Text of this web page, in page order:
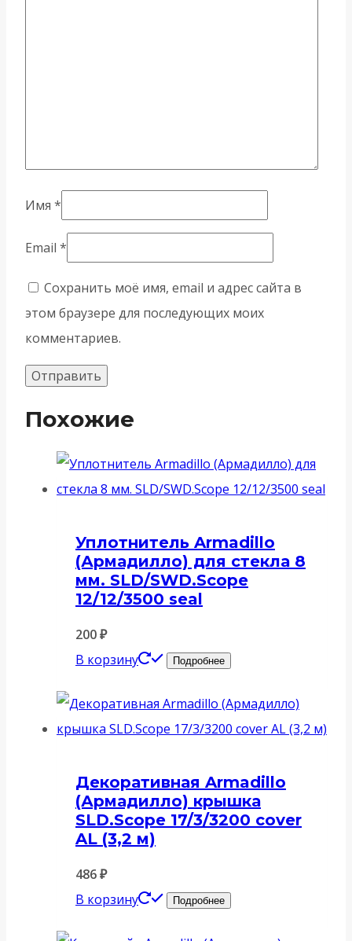
Имя *
Email *
Сохранить моё имя, email и адрес сайта в
этом браузере для последующих моих
комментариев.
Похожие
Уплотнитель Armadillo
(Армадилло) для стекла 8
мм. SLD/SWD.Scope
12/12/3500 seal
200₽
В корзину
Подробнее
Декоративная Armadillo
(Армадилло) крышка
SLD.Scope 17/3/3200 cover
AL (3,2 м)
486₽
В корзину
Подробнее